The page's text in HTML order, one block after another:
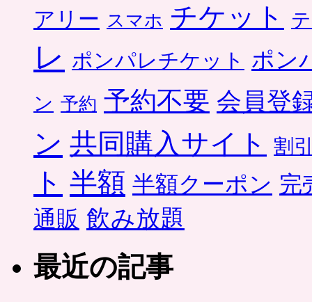
アリー スマホ チケット
レ ポンパレチケット ポン
ン 予約 予約不要 会員登
ン 共同購入サイト 割
ト 半額 半額クーポン 完
通販 飲み放題
最近の記事